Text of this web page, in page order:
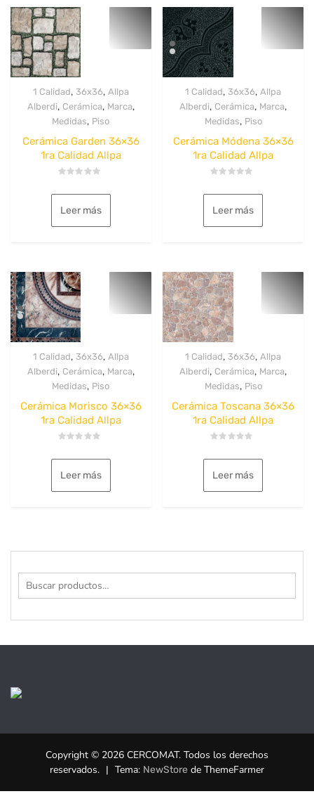
1 Calidad, 36x36, Allpa
Alberdi, Cerámica, Marca,
Medidas, Piso
Cerámica Garden 36×36
1ra Calidad Allpa
con
de
Leer más
1 Calidad, 36x36,Allpa
Alberdi, Cerámica, Marca,
Medidas, Piso
Cerámica Módena 36×36
1ra Calidad Allpa
con
de
Leer más
1 Calidad, 36x36, Allpa
Alberdi, Cerámica, Marca,
Medidas, Piso
Cerámica Morisco 36×36
1ra Calidad Allpa
con
de
Leer más
1 Calidad, 36x36,Allpa
Alberdi, Cerámica, Marca,
Medidas, Piso
Cerámica Toscana 36×36
1ra Calidad Allpa
con
de
Leer más
Buscar
Copyright © 2026 CERCOMAT. Todos los derechos
reservados. | Tema: NewStore de ThemeFarmer